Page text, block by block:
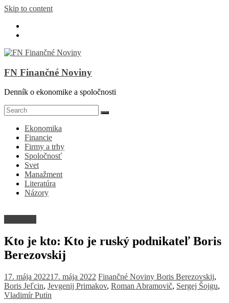
Skip to content
FN Finančné Noviny
Denník o ekonomike a spoločnosti
Ekonomika
Financie
Firmy a trhy
Spoločnosť
Svet
Manažment
Literatúra
Názory
Kto je kto: Kto je ruský podnikateľ Boris
Berezovskij
17. mája 202217. mája 2022 Finančné Noviny Boris Berezovskij,
Boris Jeľcin, Jevgenij Primakov, Roman Abramovič, Sergej Šojgu,
Vladimír Putin